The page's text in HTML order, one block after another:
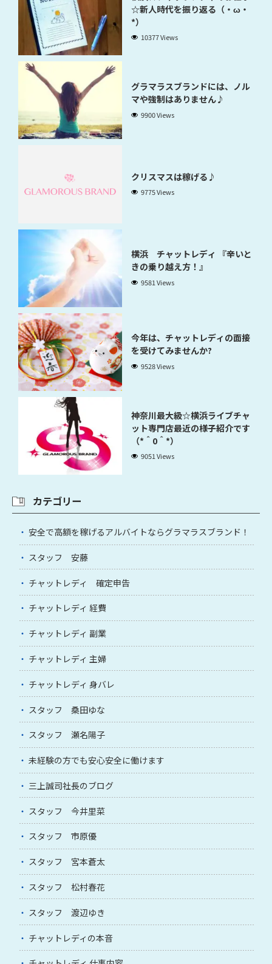
☆新人時代を振り返る（・ω・
*）
10377 Views
グラマラスブランドには、ノル
マや強制はありません♪
9900 Views
クリスマスは稼げる♪
9775 Views
横浜 チャットレディ 『辛いと
きの乗り越え方！』
9581 Views
今年は、チャットレディの面接
を受けてみませんか?
9528 Views
神奈川最大級☆横浜ライブチャ
ット専門店最近の様子紹介です
（*＾0＾*）
9051 Views
カテゴリー
安全で高額を稼げるアルバイトならグラマラスブランド！
スタッフ 安藤
チャットレディ 確定申告
チャットレディ 経費
チャットレディ 副業
チャットレディ 主婦
チャットレディ 身バレ
スタッフ 桑田ゆな
スタッフ 瀬名陽子
未経験の方でも安心安全に働けます
三上誠司社長のブログ
スタッフ 今井里菜
スタッフ 市原優
スタッフ 宮本蒼太
スタッフ 松村春花
スタッフ 渡辺ゆき
チャットレディの本音